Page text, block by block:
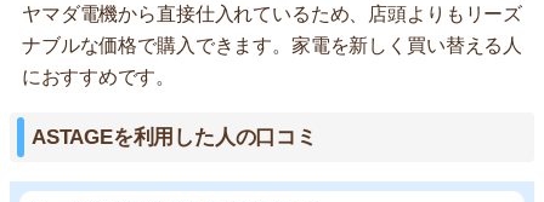
ヤマダ電機から直接仕入れているため、店頭よりもリーズ
ナブルな価格で購入できます。家電を新しく買い替える人
におすすめです。
ASTAGEを利用した人の口コミ